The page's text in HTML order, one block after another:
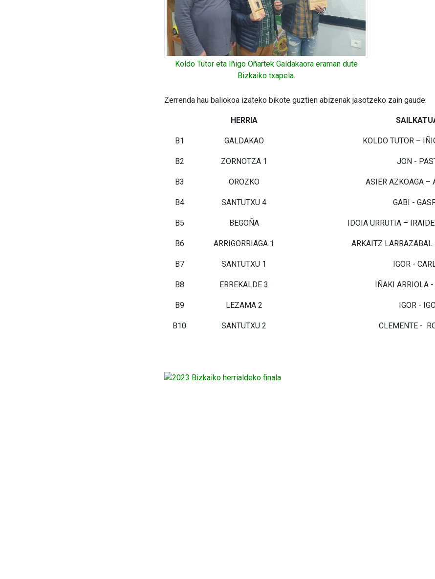
Koldo Tutor eta Iñigo Oñartek Galdakaora eraman dute
Bizkaiko txapela.
Zerrenda hau baliokoa izateko bikote guztien abizenak jasotzeko zain gaude.
HERRIA
B1 GALDAKAO KOLDO TUTOR –
B2 ZORNOTZA 1 JON -
B3 OROZKO ASIER AZKOAGA –
B4 SANTUTXU 4 GABI -
B5 BEGOÑA IDOIA URRUTIA –
B6 ARRIGORRIAGA 1 ARKAITZ LARRAZABAL
B7 SANTUTXU 1 IGOR -
B8 ERREKALDE 3 IÑAKI ARRIOLA
B9 LEZAMA 2 IGOR -
B10 SANTUTXU 2 CLEMENTE -